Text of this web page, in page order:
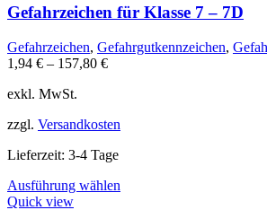
Varianten
auf.
Die
Optionen
Gefahrzeichen für Klasse 7 – 7D
Gefahrzeichen, Gefahrgutkennzeichen,
1,94 € – 157,80 €
exkl. MwSt.
zzgl. Versandkosten
Lieferzeit: 3-4 Tage
Ausführung wählen
Quick view